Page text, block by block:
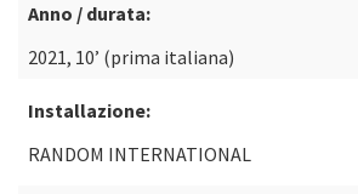
Anno / durata:
2021, 10’ (prima italiana)
Installazione:
RANDOM INTERNATIONAL